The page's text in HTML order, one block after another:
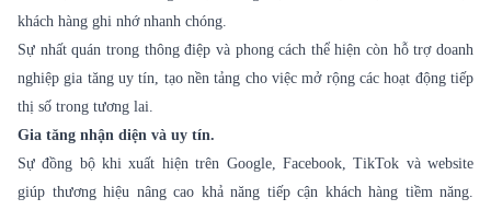
khách hàng ghi nhớ nhanh chóng.
Sự nhất quán trong thông điệp và phong cách thể hiện còn hỗ trợ doanh
nghiệp gia tăng uy tín, tạo nền tảng cho việc mở rộng các hoạt động tiếp
thị số trong tương lai.
Gia tăng nhận diện và uy tín.
Sự đồng bộ khi xuất hiện trên Google, Facebook, TikTok và website
giúp thương hiệu nâng cao khả năng tiếp cận khách hàng tiềm năng.